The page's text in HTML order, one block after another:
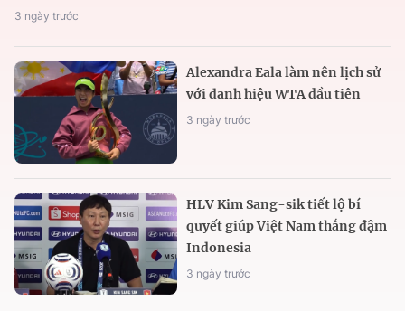
3 ngày trước
Alexandra Eala làm nên lịch sử
với danh hiệu WTA đầu tiên
3 ngày trước
HLV Kim Sang-sik tiết lộ bí
quyết giúp Việt Nam thắng đậm
Indonesia
3 ngày trước